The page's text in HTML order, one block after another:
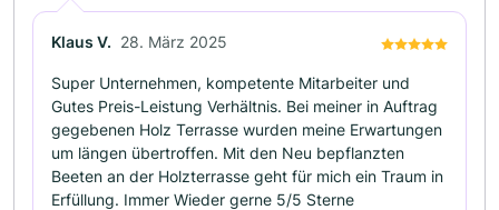
Klaus V. 28. März 2025
Super Unternehmen, kompetente Mitarbeiter und
Gutes Preis-Leistung Verhältnis. Bei meiner in Auftrag
gegebenen Holz Terrasse wurden meine Erwartungen
um längen übertroffen. Mit den Neu bepflanzten
Beeten an der Holzterrasse geht für mich ein Traum in
Erfüllung. Immer Wieder gerne 5/5 Sterne